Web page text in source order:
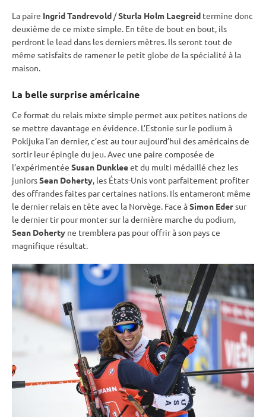
La paire Ingrid Tandrevold /Sturla Holm Laegreid termine donc
deuxième de ce mixte simple. En tête de bout en bout, ils
perdront le lead dans les derniers mètres. Ils seront tout de
même satisfaits de ramener le petit globe de la spécialité à la
maison.
La belle surprise américaine
Ce format du relais mixte simple permet aux petites nations de
se mettre davantage en évidence. L’Estonie sur le podium à
Pokljuka l’an dernier, c’est au tour aujourd’hui des américains de
sortir leur épingle du jeu. Avec une paire composée de
l’expérimentée Susan Dunkleeet du multi médaillé chez les
juniorsSean Doherty, les États-Unis vont parfaitement profiter
des offrandes faites par certaines nations. Ils entameront même
le dernierrelaisen tête avec la Norvège. Face àSimon Edersur
le dernier tir pour monter sur la dernière marche du podium,
Sean Doherty ne tremblera pas pour offrir à son pays ce
magnifique résultat.